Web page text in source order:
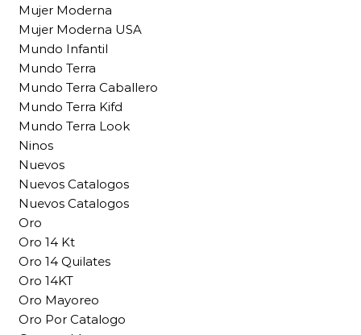
Mujer Moderna
Mujer Moderna USA
Mundo Infantil
Mundo Terra
Mundo Terra Caballero
Mundo Terra Kifd
Mundo Terra Look
Ninos
Nuevos
Nuevos Catalogos
Nuevos Catalogos
Oro
Oro 14 Kt
Oro 14 Quilates
Oro 14KT
Oro Mayoreo
Oro Por Catalogo